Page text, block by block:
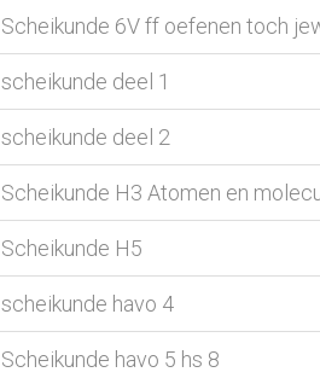
Scheikunde 6V ff oefenen toch
scheikunde deel 1
scheikunde deel 2
Scheikunde H3 Atomen en
Scheikunde H5
scheikunde havo 4
Scheikunde havo 5 hs 8